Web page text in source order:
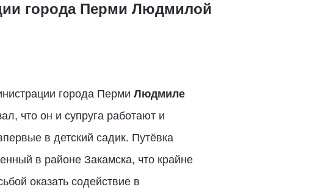
города Перми Людмилой
города Перми Людмиле
что он и супруга работают и
в детский садик. Путёвка
в районе Закамска, что крайне
оказать содействие в